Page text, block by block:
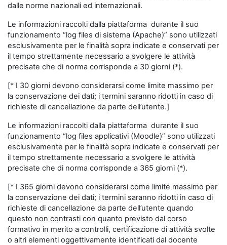
dalle norme nazionali ed internazionali.
Le informazioni raccolti dalla piattaforma durante il suo
funzionamento “log files di sistema (Apache)” sono utilizzati
esclusivamente per le finalità sopra indicate e conservati per
il tempo strettamente necessario a svolgere le attività
precisate che di norma corrisponde a 30 giorni (*).
[* I 30 giorni devono considerarsi come limite massimo per
la conservazione dei dati; i termini saranno ridotti in caso di
richieste di cancellazione da parte dell’utente.]
Le informazioni raccolti dalla piattaforma durante il suo
funzionamento “log files applicativi (Moodle)” sono utilizzati
esclusivamente per le finalità sopra indicate e conservati per
il tempo strettamente necessario a svolgere le attività
precisate che di norma corrisponde a 365 giorni (*).
[* I 365 giorni devono considerarsi come limite massimo per
la conservazione dei dati; i termini saranno ridotti in caso di
richieste di cancellazione da parte dell’utente quando
questo non contrasti con quanto previsto dal corso
formativo in merito a controlli, certificazione di attività svolte
o altri elementi oggettivamente identificati dal docente